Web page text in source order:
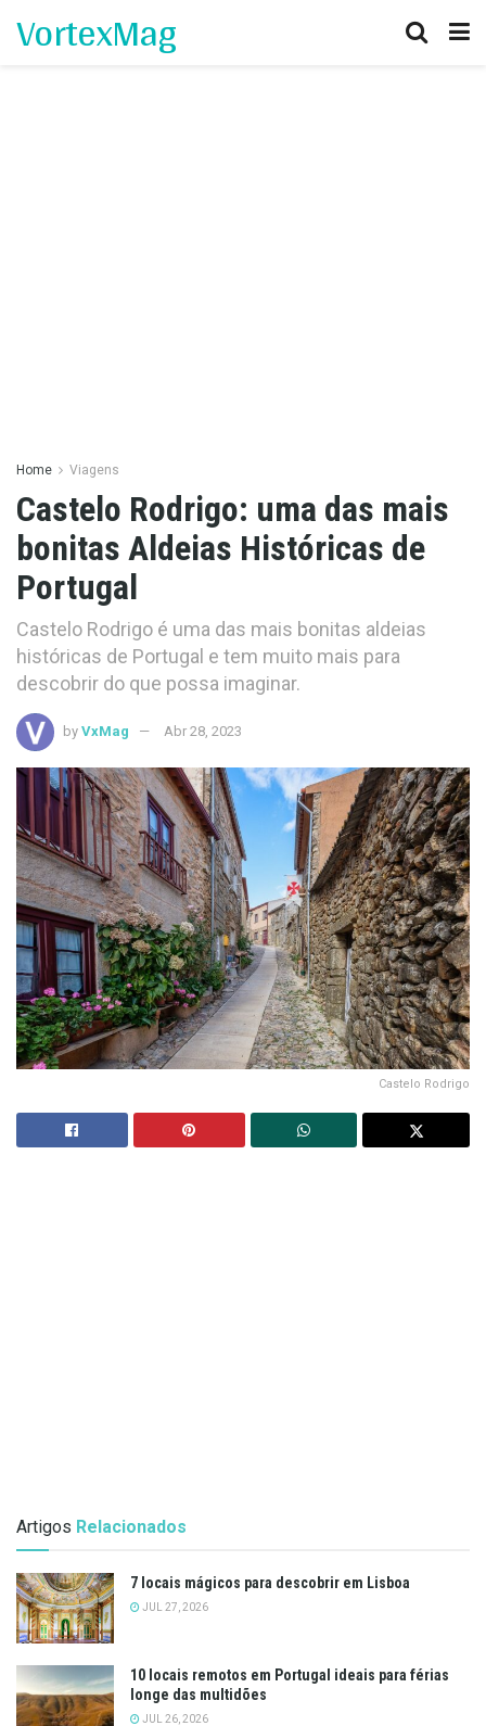
VortexMag
Home Viagens
Castelo Rodrigo: uma das mais
bonitas Aldeias Históricas de
Portugal
Castelo Rodrigo é uma das mais bonitas aldeias
históricas de Portugal e tem muito mais para
descobrir do que possa imaginar.
by VxMag Abr 28, 2023
Castelo Rodrigo
Artigos Relacionados
7 locais mágicos para descobrir em Lisboa
JUL 27, 2026
10 locais remotos em Portugal ideais para férias
longe das multidões
JUL 26, 2026